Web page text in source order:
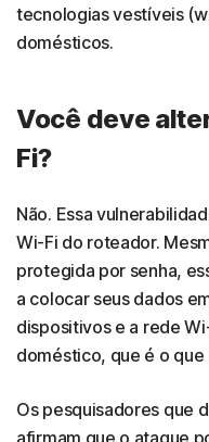
tecnologias vestíveis
domésticos.
Você deve
Fi?
Não. Essa
Wi-Fi do roteador.
protegida por senha,
a colocar seus dados
dispositivos e a rede
doméstico, que é o
Os pesquisadores que